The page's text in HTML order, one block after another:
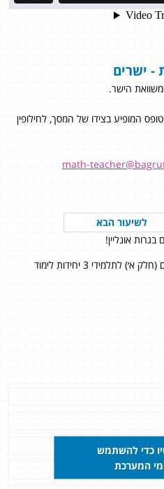
- ישרים
הישר.
המופיע בצידו של המסך, לחילופין
לשיעור הבא
אונליין!
דוגמה מסכמת לישרים ושיפועי הישרים (חלק א׳) לתלמידי 3 יחידות לימוד
כדי להשתמש
המערכת